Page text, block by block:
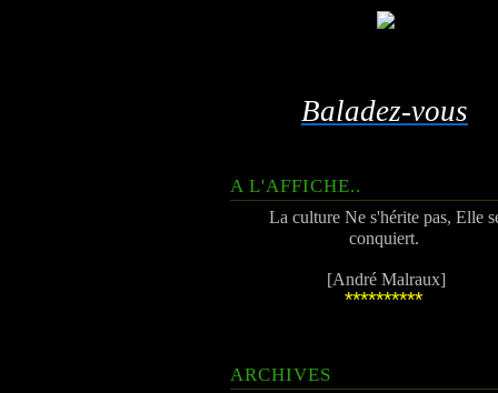
Baladez-vous
A L'AFFICHE..
La culture Ne s'hérite pas, Elle
conquiert.
[André Malraux]
**********
ARCHIVES